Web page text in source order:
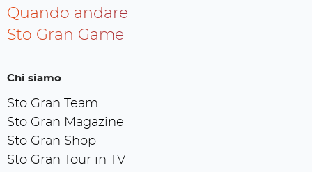
Quando andare
Sto Gran Game
Chi siamo
Sto Gran Team
Sto Gran Magazine
Sto Gran Shop
Sto Gran Tour in TV